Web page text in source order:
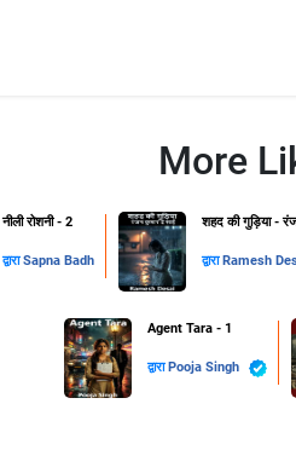
More
नीली रोशनी - 2
द्वाराSapna Badh
शहद की गुड़िया -
द्वारा Ramesh
Agent Tara - 1
द्वारा Pooja Singh